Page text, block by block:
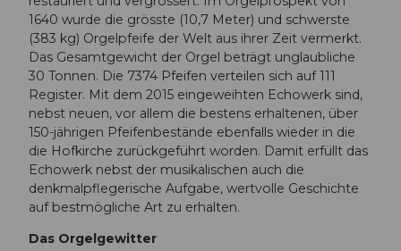
1640 wurde die grösste (10,7 Meter) und schwerste
(383 kg) Orgelpfeife der Welt aus ihrer Zeit vermerkt.
Das Gesamtgewicht der Orgel beträgt unglaubliche
30 Tonnen. Die 7374 Pfeifen verteilen sich auf 111
Register. Mit dem 2015 eingeweihten Echowerk sind,
nebst neuen, vor allem die bestens erhaltenen, über
150-jährigen Pfeifenbestände ebenfalls wieder in die
die Hofkirche zurückgeführt worden. Damit erfüllt das
Echowerk nebst der musikalischen auch die
denkmalpflegerische Aufgabe, wertvolle Geschichte
auf bestmögliche Art zu erhalten.
Das Orgelgewitter